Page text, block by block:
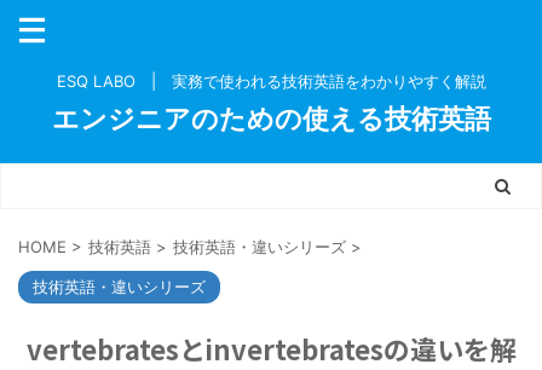
ESQ LABO | 実務で使われる技術英語をわかりやすく解説
エンジニアのための使える技術英語
HOME > 技術英語 > 技術英語・違いシリーズ >
技術英語・違いシリーズ
vertebratesとinvertebratesの違いを解